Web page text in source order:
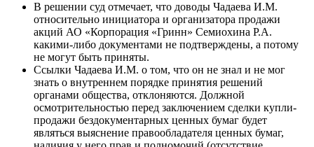
В решении суд отмечает, что доводы Чадаева И.М.
относительно инициатора и организатора продажи
акций АО «Корпорация «Гринн» Семиохина Р.А.
какими-либо документами не подтверждены, а потому
не могут быть приняты.
Ссылки Чадаева И.М. о том, что он не знал и не мог
знать о внутреннем порядке принятия решений
органами общества, отклоняются. Должной
осмотрительностью перед заключением сделки купли-
продажи бездокументарных ценных бумаг будет
являться выяснение правообладателя ценных бумаг,